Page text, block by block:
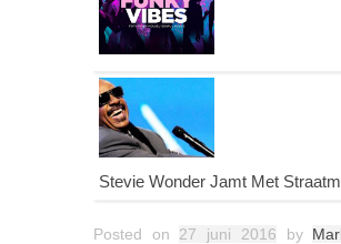
Stevie Wonder Jamt Met
Posted on 27 juni 2016 by